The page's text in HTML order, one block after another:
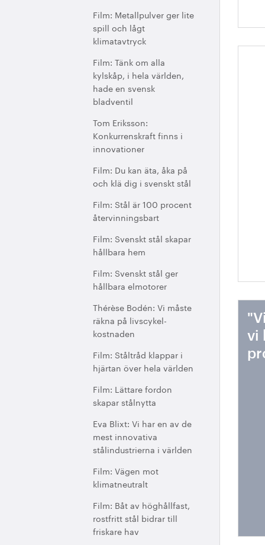
Film: Metallpulver ger lite
spill och lågt
klimatavtryck
Film: Tänk om alla
kylskåp, i hela världen,
hade en svensk
bladventil
Tom Eriksson:
Konkurrenskraft finns i
innovationer
Film: Du kan äta, åka på
och klä dig i svenskt stål
Film: Stål är 100 procent
återvinningsbart
Film: Svenskt stål skapar
hållbara hem
Film: Svenskt stål ger
hållbara elmotorer
Thérèse Bodén: Vi måste
räkna på livscykel-
kostnaden
Film: Ståltråd klappar i
hjärtan över hela världen
Film: Lättare fordon
skapar stålnytta
Eva Blixt: Vi har en av de
mest innovativa
stålindustrierna i världen
Film: Vägen mot
klimatneutralt
Film: Båt av höghållfast,
rostfritt stål bidrar till
friskare hav
vi